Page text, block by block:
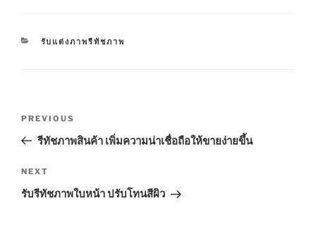
CATEGORIES
รับแต่งภาพรีทัชภาพ
navigation
Previous
Post
PREVIOUS
รีทัชภาพสินค้า เพิ่มความน่าเชื่อถือให้ขายง่ายขึ้น
Next
Post
NEXT
รับรีทัชภาพใบหน้า ปรับโทนสีผิว